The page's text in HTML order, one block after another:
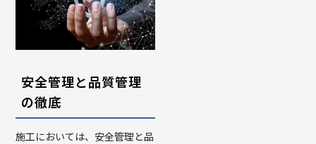
安全管理と品質管理
の徹底
施工においては、安全管理と品